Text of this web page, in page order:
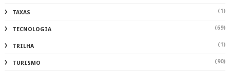
TAXAS (1)
TECNOLOGIA (69)
TRILHA (1)
TURISMO (90)